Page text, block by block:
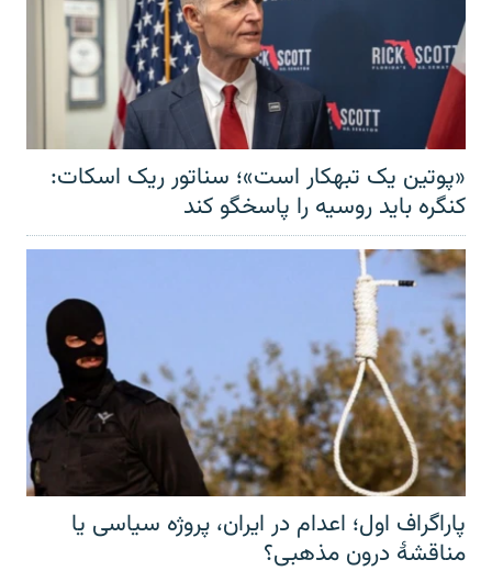
«پوتین یک تبهکار است»؛ سناتور ریک اسکات:
کنگره باید روسیه را پاسخگو کند
پاراگراف اول؛ اعدام در ایران، پروژه سیاسی یا
مناقشهٔ درون مذهبی؟